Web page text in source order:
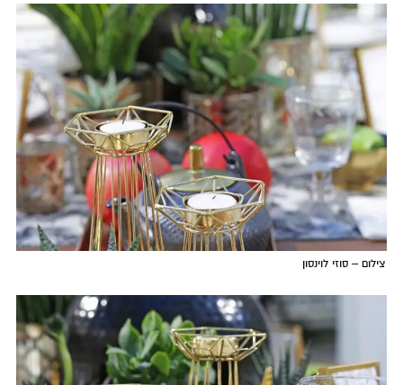
צילום – סוזי לוינסון